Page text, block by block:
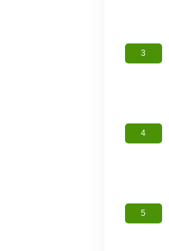
3
4
5